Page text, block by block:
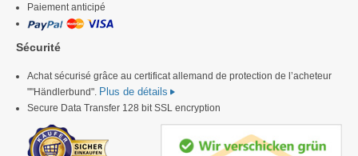
Paiement anticipé
Sécurité
Achat sécurisé grâce au certificat allemand de protection de l’acheteur
""Händlerbund". Plus de détails
Secure Data Transfer 128 bit SSL encryption